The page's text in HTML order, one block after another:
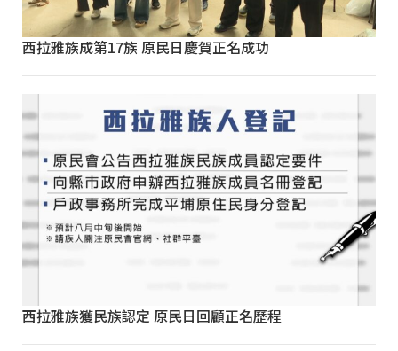
西拉雅族成第17族 原民日慶賀正名成功
西拉雅族獲民族認定 原民日回顧正名歷程